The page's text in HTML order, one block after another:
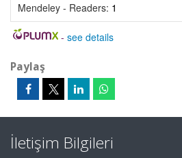
Mendeley - Readers: 1
- see details
Paylaş
İletişim Bilgileri